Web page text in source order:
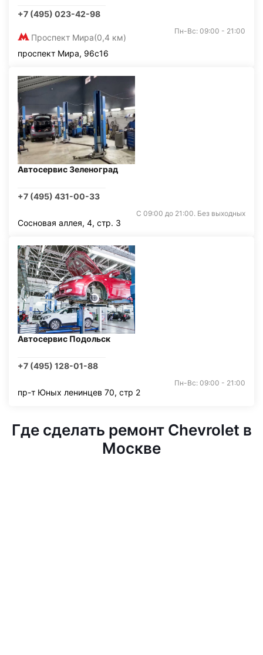
+7 (495) 023-42-98
Проспект Мира(0,4 км)
Пн-Вс: 09:00 - 21:00
проспект Мира, 96с16
Автосервис Зеленоград
+7 (495) 431-00-33
С 09:00 до 21:00. Без выходных
Сосновая аллея, 4, стр. 3
Автосервис Подольск
+7 (495) 128-01-88
Пн-Вс: 09:00 - 21:00
пр-т Юных ленинцев 70, стр 2
Где сделать ремонт Chevrolet в
Москве